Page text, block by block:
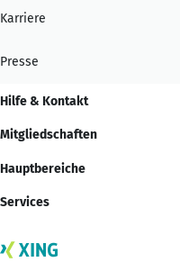
Karriere
Presse
Hilfe & Kontakt
Mitgliedschaften
Hauptbereiche
Services